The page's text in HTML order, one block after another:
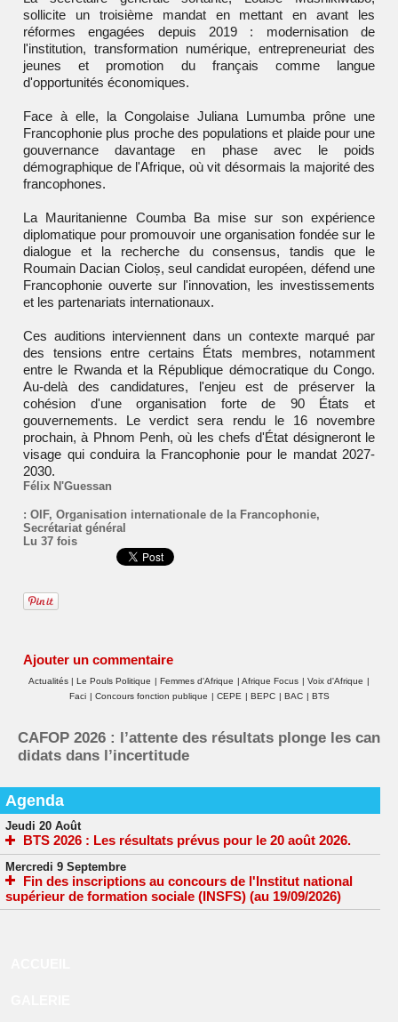
sollicite un troisième mandat en mettant en avant les
réformes engagées depuis 2019 : modernisation de
l'institution, transformation numérique, entrepreneuriat des
jeunes et promotion du français comme langue
d'opportunités économiques.
Face à elle, la Congolaise Juliana Lumumba prône une
Francophonie plus proche des populations et plaide pour une
gouvernance davantage en phase avec le poids
démographique de l'Afrique, où vit désormais la majorité des
francophones.
La Mauritanienne Coumba Ba mise sur son expérience
diplomatique pour promouvoir une organisation fondée sur le
dialogue et la recherche du consensus, tandis que le
Roumain Dacian Cioloș, seul candidat européen, défend une
Francophonie ouverte sur l'innovation, les investissements
et les partenariats internationaux.
Ces auditions interviennent dans un contexte marqué par
des tensions entre certains États membres, notamment
entre le Rwanda et la République démocratique du Congo.
Au-delà des candidatures, l'enjeu est de préserver la
cohésion d'une organisation forte de 90 États et
gouvernements. Le verdict sera rendu le 16 novembre
prochain, à Phnom Penh, où les chefs d'État désigneront le
visage qui conduira la Francophonie pour le mandat 2027-
2030.
Félix N'Guessan
: OIF, Organisation internationale de la Francophonie,
Secrétariat général
Lu 37 fois
Ajouter un commentaire
Actualités | Le Pouls Politique | Femmes d'Afrique | Afrique Focus | Voix d'Afrique |
Faci | Concours fonction publique | CEPE | BEPC | BAC | BTS
CAFOP 2026 : l’attente des résultats plonge les can
didats dans l’incertitude
Agenda
Jeudi 20 Août
BTS 2026 : Les résultats prévus pour le 20 août 2026.
Mercredi 9 Septembre
Fin des inscriptions au concours de l'Institut national
supérieur de formation sociale (INSFS) (au 19/09/2026)